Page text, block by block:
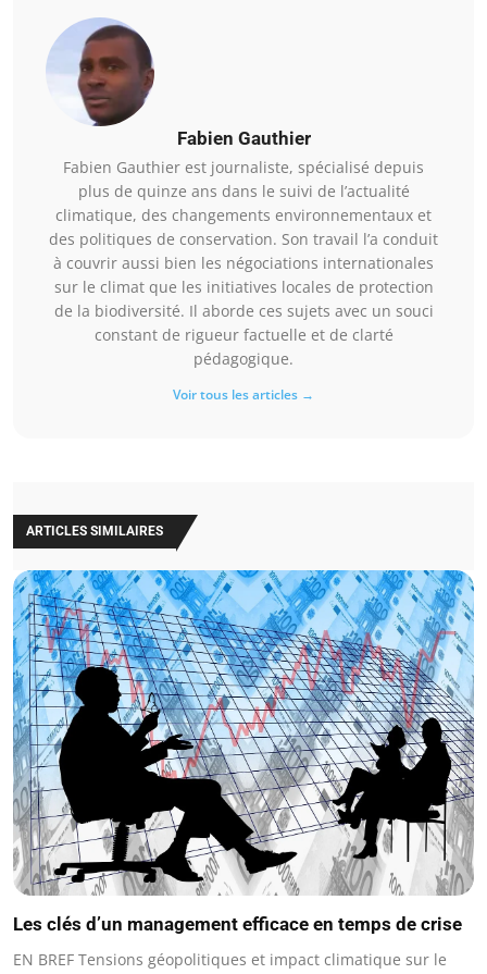
Fabien Gauthier
Fabien Gauthier est journaliste, spécialisé depuis
plus de quinze ans dans le suivi de l’actualité
climatique, des changements environnementaux et
des politiques de conservation. Son travail l’a conduit
à couvrir aussi bien les négociations internationales
sur le climat que les initiatives locales de protection
de la biodiversité. Il aborde ces sujets avec un souci
constant de rigueur factuelle et de clarté
pédagogique.
Voir tous les articles →
ARTICLES SIMILAIRES
Les clés d’un management efficace en temps de crise
EN BREF Tensions géopolitiques et impact climatique sur le